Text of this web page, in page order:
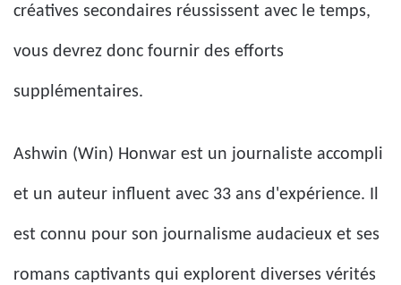
créatives secondaires réussissent avec le temps,
vous devrez donc fournir des efforts
supplémentaires.
Ashwin (Win) Honwar est un journaliste accompli
et un auteur influent avec 33 ans d'expérience. Il
est connu pour son journalisme audacieux et ses
romans captivants qui explorent diverses vérités